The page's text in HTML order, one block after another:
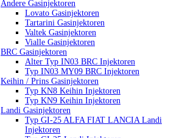
Andere Gasinjektoren
Lovato Gasinjektoren
Tartarini Gasinjektoren
Valtek Gasinjektoren
Vialle Gasinjektoren
BRC Gasinjektoren
Alter Typ IN03 BRC Injektoren
Typ IN03 MY09 BRC Injektoren
Keihin / Prins Gasinjektoren
Typ KN8 Keihin Injektoren
Typ KN9 Keihin Injektoren
Landi Gasinjektoren
Typ GI-25 ALFA FIAT LANCIA Landi
Injektoren